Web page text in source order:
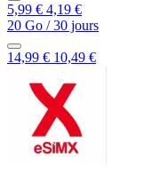
5,99 € 4,19 €
20 Go /30 jours
14,99 € 10,49 €